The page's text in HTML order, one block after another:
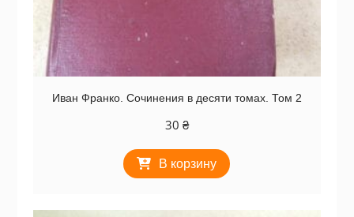
Иван Франко. Сочинения в десяти томах. Том 2
30 ₴
В корзину